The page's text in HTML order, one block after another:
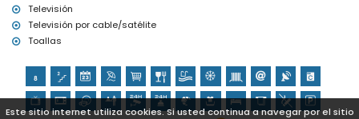
Este sitio internet utiliza cookies. Si usted continua a navegar por el sitio
Televisión
Televisión por cable/satélite
Toallas